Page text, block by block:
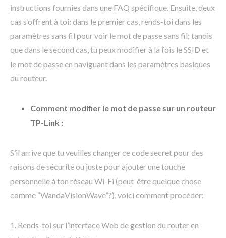
instructions fournies dans une FAQ spécifique. Ensuite, deux
cas s’offrent à toi: dans le premier cas, rends-toi dans les
paramètres sans fil pour voir le mot de passe sans fil; tandis
que dans le second cas, tu peux modifier à la fois le SSID et
le mot de passe en naviguant dans les paramètres basiques
du routeur.
Comment modifier le mot de passe sur un routeur
TP-Link :
S’il arrive que tu veuilles changer ce code secret pour des
raisons de sécurité ou juste pour ajouter une touche
personnelle à ton réseau Wi-Fi (peut-être quelque chose
comme “WandaVisionWave”?), voici comment procéder:
1. Rends-toi sur l’interface Web de gestion du router en